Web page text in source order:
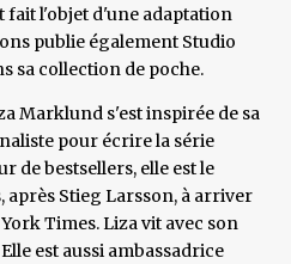
fait l'objet d'une adaptation
publie également Studio
sa collection de poche.
Marklund s'est inspirée de sa
pour écrire la série
de bestsellers, elle est le
après Stieg Larsson, à arriver
Times. Liza vit avec son
est aussi ambassadrice